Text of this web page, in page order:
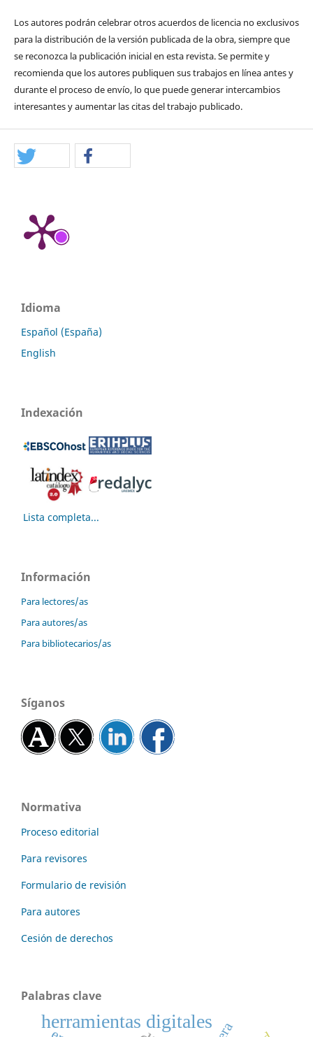
Los autores podrán celebrar otros acuerdos de licencia no exclusivos
para la distribución de la versión publicada de la obra, siempre que
se reconozca la publicación inicial en esta revista. Se permite y
recomienda que los autores publiquen sus trabajos en línea antes y
durante el proceso de envío, lo que puede generar intercambios
interesantes y aumentar las citas del trabajo publicado.
Idioma
Español (España)
English
Indexación
Lista completa...
Información
Para lectores/as
Para autores/as
Para bibliotecarios/as
Síganos
Normativa
Proceso editorial
Para revisores
Formulario de revisión
Para autores
Cesión de derechos
Palabras clave
herramientas digitales